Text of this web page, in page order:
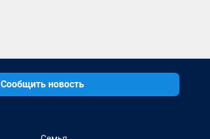
Сообщить новость